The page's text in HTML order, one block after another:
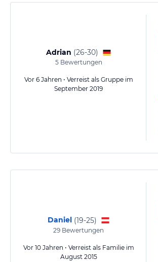
Adrian (26-30)
5Bewertungen
Vor 6 Jahren • Verreist als Gruppe im
September 2019
Daniel (19-25)
29 Bewertungen
Vor 10 Jahren • Verreist als Familie im
August 2015